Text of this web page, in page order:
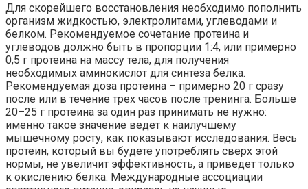
Для скорейшего восстановления необходимо пополнить
организм жидкостью, электролитами, углеводами и
белком. Рекомендуемое сочетание протеина и
углеводов должно быть в пропорции 1:4, или примерно
0,5 г протеина на массу тела, для получения
необходимых аминокислот для синтеза белка.
Рекомендуемая доза протеина – примерно 20 г сразу
после или в течение трех часов после тренинга. Больше
20–25 г протеина за один раз принимать не нужно:
именно такое значение ведет к наилучшему
мышечному росту, как показывают исследования. Весь
протеин, который вы будете употреблять сверх этой
нормы, не увеличит эффективность, а приведет только
к окислению белка. Международные ассоциации